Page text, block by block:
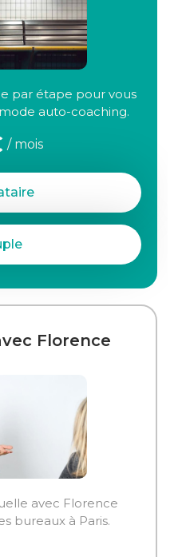
par étape pour vous
auto-coaching.
/ mois
Florence
avec Florence
bureaux à Paris.